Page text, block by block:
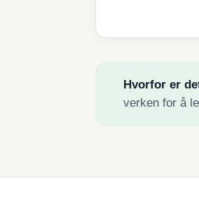
Hvorfor er
verken for å